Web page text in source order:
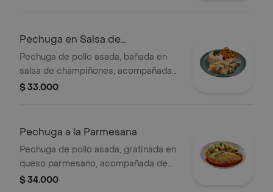
Pechuga en Salsa de
Champiñones
Pechuga de pollo asada, bañada en
salsa de champiñones, acompañada
de papas a la francesa, ensalada de
$ 33.000
Pechuga a la Parmesana
Pechuga de pollo asada, gratinada en
queso parmesano, acompañada de
papas a la francesa, ensalada de
$ 34.000